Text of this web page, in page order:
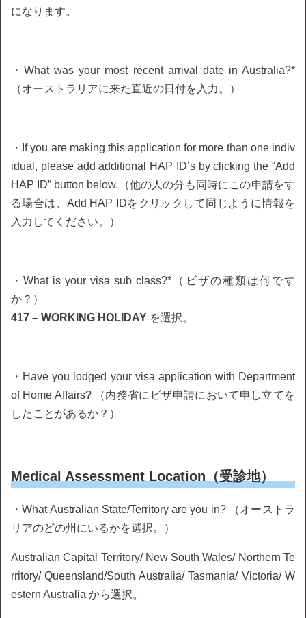
になります。
・What was your most recent arrival date in Australia?*
（オーストラリアに来た直近の日付を入力。）
・If you are making this application for more than one indiv
idual, please add additional HAP ID’s by clicking the “Add
HAP ID” button below.（他の人の分も同時にこの申請をす
る場合は、Add HAP IDをクリックして同じように情報を
入力してください。）
・What is your visa sub class?*（ビザの種類は何です
か？）
417 – WORKING HOLIDAY を選択。
・Have you lodged your visa application with Department
of Home Affairs? （内務省にビザ申請において申し立てを
したことがあるか？）
Medical Assessment Location（受診地）
・What Australian State/Territory are you in? （オーストラ
リアのどの州にいるかを選択。）
Australian Capital Territory/ New South Wales/ Northern Te
rritory/ Queensland/South Australia/ Tasmania/ Victoria/ W
estern Australia から選択。